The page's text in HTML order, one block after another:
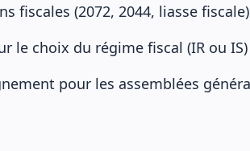
fiscales (2072, 2044, liasse fiscale)
le choix du régime fiscal (IR ou IS)
pour les assemblées